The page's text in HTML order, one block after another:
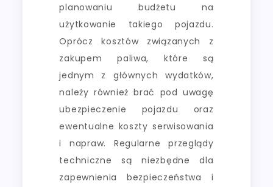
planowaniu budżetu na
użytkowanie takiego pojazdu.
Oprócz kosztów związanych z
zakupem paliwa, które są
jednym z głównych wydatków,
należy również brać pod uwagę
ubezpieczenie pojazdu oraz
ewentualne koszty serwisowania
i napraw. Regularne przeglądy
techniczne są niezbędne dla
zapewnienia bezpieczeństwa i